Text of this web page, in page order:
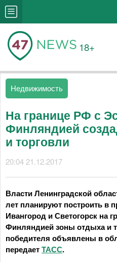
18+
Недвижимость
На границе РФ с
Финляндией
и торговли
20:04 21.12.2017
Власти Ленинградской
лет планируют построить в
Ивангород и Светогорск на
Финляндией зоны отдыха и
победителя объявлены в
передаетТАСС.